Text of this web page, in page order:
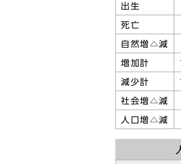
出生
死亡
自然増△減
増加計
減少計
社会増△減
人口増△減